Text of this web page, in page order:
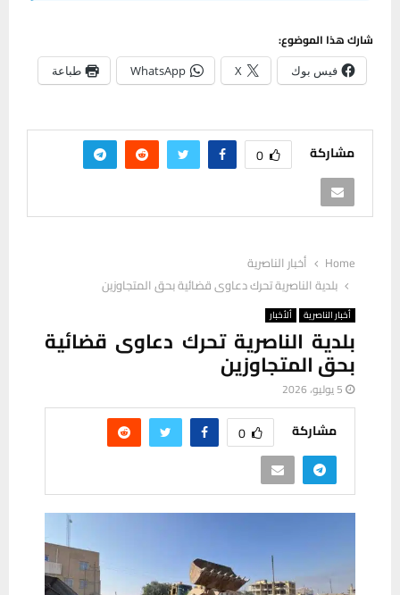
شارك هذا الموضوع:
فيس بوك X
WhatsApp طباعة
مشاركة 0
Home
أخبار الناصرية
بلدية الناصرية تحرك دعاوى قضائية بحق المتجاوزين
أخبار الناصرية ألأخبار
بلدية الناصرية تحرك دعاوى قضائية
بحق المتجاوزين
5 يوليو، 2026
مشاركة 0